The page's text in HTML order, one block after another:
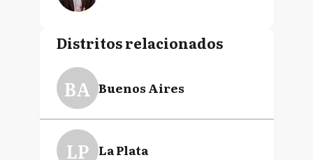
Distritos relacionados
BA Buenos Aires
LP La Plata